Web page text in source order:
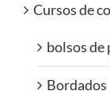
Cursos de
bolsos de
Bordados